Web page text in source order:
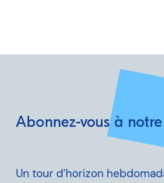
Abonnez-vous à
Un tour d’horizon